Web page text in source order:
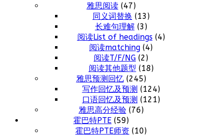
雅思阅读(47)
同义词替换 (13)
长难句理解(3)
阅读List of headings(4)
阅读matching (4)
阅读T/F/NG (2)
阅读其他题型 (18)
雅思预测回忆(245)
写作回忆及预测 (124)
口语回忆及预测 (121)
雅思高分经验(76)
霍巴特PTE (59)
霍巴特PTE师资 (10)